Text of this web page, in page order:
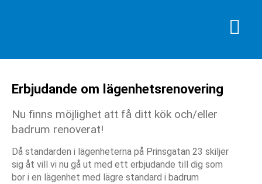
Erbjudande om lägenhetsrenovering
Nu finns möjlighet att få ditt kök och/eller
badrum renoverat!
Då standarden i lägenheterna på Prinsgatan 23 skiljer
sig åt vill vi nu gå ut med ett erbjudande till dig som
bor i en lägenhet med lägre standard i badrum